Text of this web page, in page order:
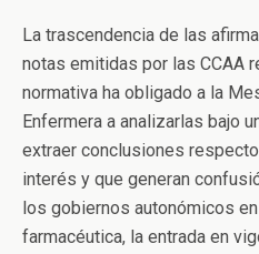
La trascendencia de las
notas emitidas por las CCAA
normativa ha obligado a la
Enfermera a analizarlas bajo
extraer conclusiones
interés y que generan
los gobiernos autonómicos
farmacéutica, la entrada en